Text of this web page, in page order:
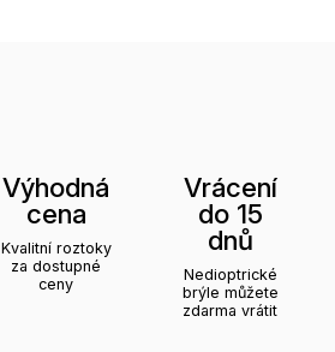
Výhodná
cena
Kvalitní roztoky
za dostupné
ceny
Vrácení
do 15
dnů
Nedioptrické
brýle můžete
zdarma vrátit